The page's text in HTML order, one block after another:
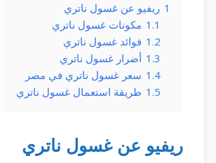
1 ريفيو عن غسول ناتري
1.1 مكونات غسول ناتري
1.2 فوائد غسول ناتري
1.3 أضرار غسول ناتري
1.4 سعر غسول ناتري في مصر
1.5 طريقة استعمال غسول ناتري
ريفيو عن غسول ناتري